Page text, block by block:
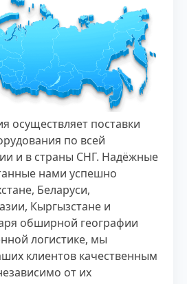
осуществляет поставки
по всей
и в страны СНГ. Надёжные
нами успешно
Беларуси,
Кыргызстане и
обширной географии
логистике, мы
клиентов качественным
от их